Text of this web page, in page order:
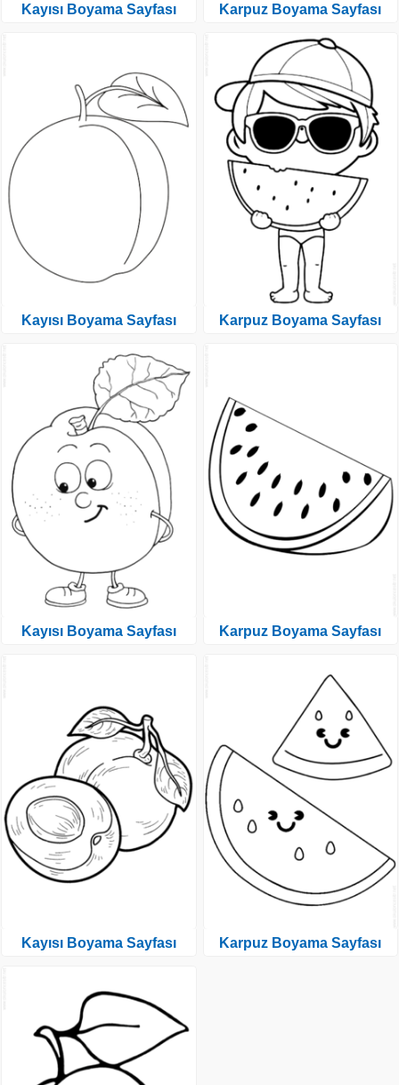
Kayısı Boyama Sayfası
Kayısı Boyama Sayfası
Kayısı Boyama Sayfası
Kayısı Boyama Sayfası
Karpuz Boyama Sayfası
Karpuz Boyama Sayfası
Karpuz Boyama Sayfası
Karpuz Boyama Sayfası